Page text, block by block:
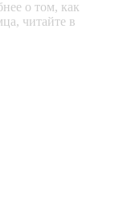
о том, как
читайте в